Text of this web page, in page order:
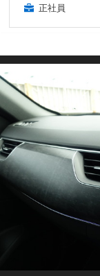
正社員